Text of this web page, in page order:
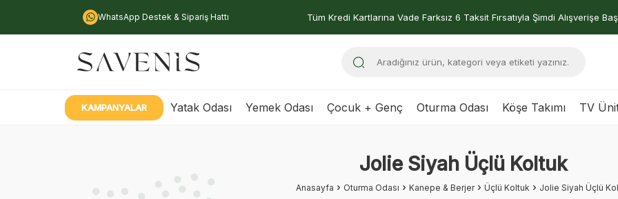
WhatsApp Destek & Sipariş Hattı Tüm Kredi Kartlarına Vade Farksız 6 Taksit Fırsatıyla Şimdi Alışverişe
KAMPANYALAR Yatak Odası Yemek Odası Çocuk + Genç Oturma Odası Köşe Takımı TV
Jolie Siyah Üçlü Koltuk
Anasayfa Oturma Odası Kanepe & Berjer Üçlü Koltuk Jolie Siyah Üçlü